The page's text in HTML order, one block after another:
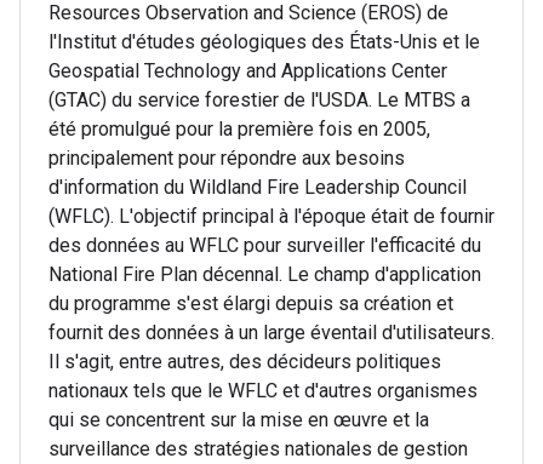
Resources Observation and Science (EROS) de
l'Institut d'études géologiques des États-Unis et le
Geospatial Technology and Applications Center
(GTAC) du service forestier de l'USDA. Le MTBS a
été promulgué pour la première fois en 2005,
principalement pour répondre aux besoins
d'information du Wildland Fire Leadership Council
(WFLC). L'objectif principal à l'époque était de fournir
des données au WFLC pour surveiller l'efficacité du
National Fire Plan décennal. Le champ d'application
du programme s'est élargi depuis sa création et
fournit des données à un large éventail d'utilisateurs.
Il s'agit, entre autres, des décideurs politiques
nationaux tels que le WFLC et d'autres organismes
qui se concentrent sur la mise en œuvre et la
surveillance des stratégies nationales de gestion